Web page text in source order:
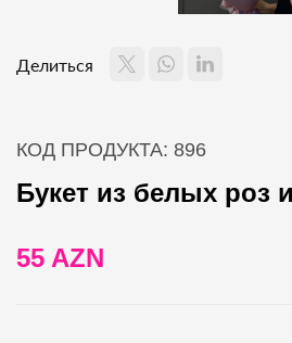
Делиться
КОД ПРОДУКТА: 896
Букет из белых роз
55 AZN